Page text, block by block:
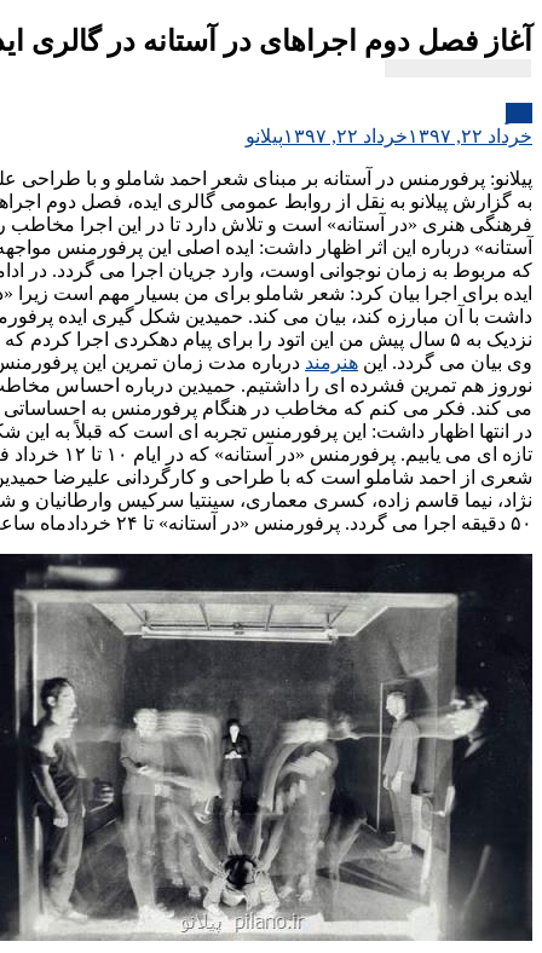
آغاز فصل دوم اجراهای در آستانه در گالری
خرداد ۲۲, ۱۳۹۷
خرداد ۲۲, ۱۳۹۷ پیلانو
پیلانو: پرفورمنس در آستانه بر مبنای شعر احمد شاملو و با طراحی
فرهنگی هنری «در آستانه» است و تلاش دارد تا در این اجرا
آستانه» درباره این اثر اظهار داشت: ایده اصلی این پرفورمنس
که مربوط به زمان نوجوانی اوست، وارد جریان اجرا می گردد. در
ایده برای اجرا بیان کرد: شعر شاملو برای من بسیار مهم است
داشت با آن مبارزه کند، بیان می کند. حمیدین شکل گیری ایده
نزدیک به ۵ سال پیش من این اتود را برای پیام دهکردی
وی بیان می گردد. این هنرمند
نوروز هم تمرین فشرده ای را داشتیم. حمیدین درباره احساس
می کند. فکر می کنم که مخاطب در هنگام پرفورمنس به احساساتی
در انتها اظهار داشت: این پرفورمنس تجربه ای است که قبلاً به
شعری از احمد شاملو است که با طراحی و کارگردانی علیرضا حمیدین
نژاد، نیما قاسم زاده، کسری معماری، سینتیا سرکیس وارطانیان و
۵۰ دقیقه اجرا می گردد. پرفورمنس «در آستانه» تا ۲۴ خردادماه ساعت ۲۱ در گالری ایده به نشانی کریم خان زند، خردمند شمالی، خیابان هجدهم، پلاک ۲۶ برپا است.